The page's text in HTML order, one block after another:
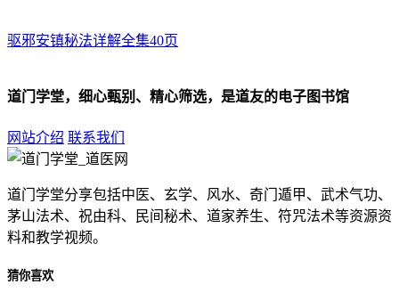
驱邪安镇秘法详解全集40页
道门学堂，细心甄别、精心筛选，是道友的电子图书馆
网站介绍 联系我们
道门学堂分享包括中医、玄学、风水、奇门遁甲、武术气功、
茅山法术、祝由科、民间秘术、道家养生、符咒法术等资源资
料和教学视频。
猜你喜欢